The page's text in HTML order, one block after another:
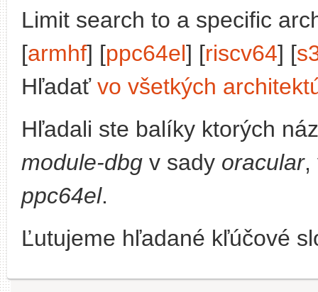
Limit search to a specific
[armhf] [ppc64el] [riscv64] [
Hľadať vo všetkých
Hľadali ste balíky ktorých
module-dbg v sady oracular,
ppc64el.
Ľutujeme hľadané kľúčové